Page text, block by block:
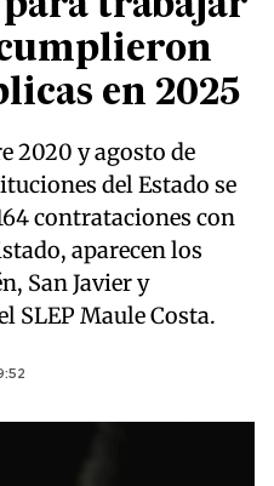
trabajar
en 2025
2020 y agosto de
del Estado se
contrataciones con
aparecen los
San Javier y
SLEP Maule Costa.